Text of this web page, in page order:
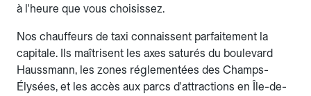
à l'heure que vous choisissez.
Nos chauffeurs de taxi connaissent parfaitement la
capitale. Ils maîtrisent les axes saturés du boulevard
Haussmann, les zones réglementées des Champs-
Élysées, et les accès aux parcs d'attractions en Île-de-